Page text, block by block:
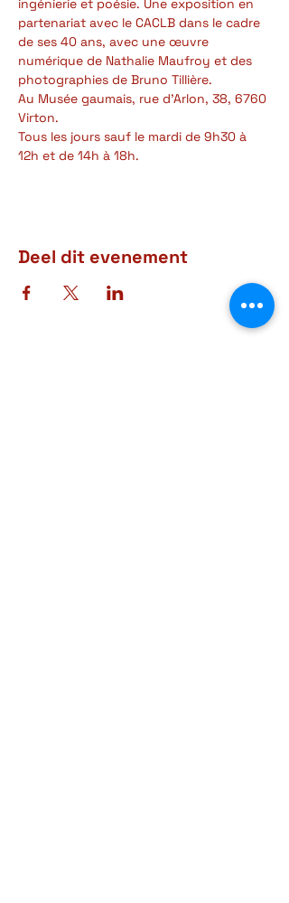
ingénierie et poésie. Une exposition en
partenariat avec le CACLB dans le cadre
de ses 40 ans, avec une œuvre
numérique de Nathalie Maufroy et des
photographies de Bruno Tillière.
Au Musée gaumais, rue d'Arlon, 38, 6760
Virton.
Tous les jours sauf le mardi de 9h30 à
12h et de 14h à 18h.
Deel dit evenement